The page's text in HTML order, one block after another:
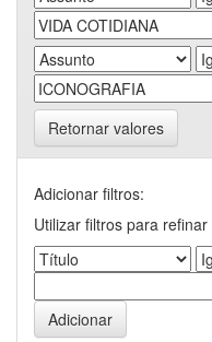
Retornar valores
Adicionar filtros:
Utilizar filtros para